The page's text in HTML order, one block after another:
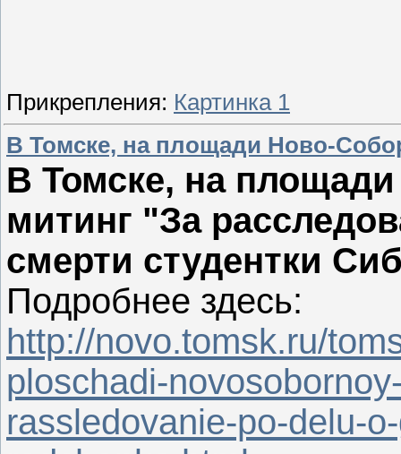
Прикрепления: Картинка 1
В Томске, на площади Ново-
В Томске, на
митинг "За
смерти студентки
Подробнее здесь:
http://novo.tomsk.ru/
ploschadi-
rassledovanie-po-delu-